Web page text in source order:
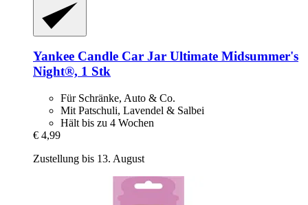
Yankee Candle Car Jar Ultimate Midsummer's
Night®, 1 Stk
Für Schränke, Auto & Co.
Mit Patschuli, Lavendel & Salbei
Hält bis zu 4 Wochen
€ 4,99
Zustellung bis 13. August